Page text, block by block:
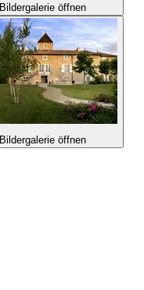
Bildergalerie öffnen
Bildergalerie öffnen